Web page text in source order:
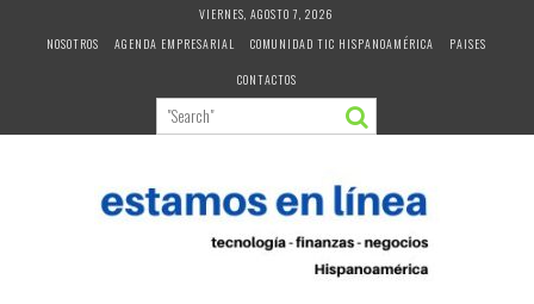
VIERNES, AGOSTO 7, 2026
NOSOTROS
AGENDA EMPRESARIAL COMUNIDAD TIC HISPANOAMÉRICA
PAISES
CONTACTOS